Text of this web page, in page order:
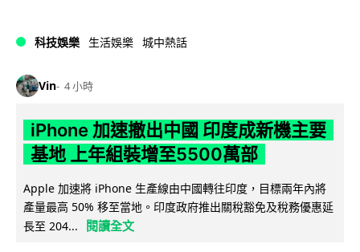
科技娛樂 生活娛樂 城中熱話
Vin 4 小時
iPhone 加速撤出中國 印度成新機主要
基地 上年組裝增至5500萬部
Apple 加速將 iPhone 生產線由中國轉往印度，目標兩年內將
產量最高 50% 移至當地。印度政府推出關稅豁免及稅務優惠延
長至 204...
閱讀全文